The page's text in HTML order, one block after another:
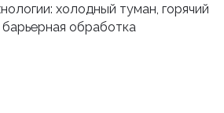
холодный туман, горячий
барьерная обработка